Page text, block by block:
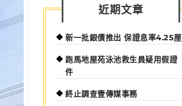
近期文章
新一批銀債推出 保證息率4.25厘
跑馬地屋苑泳池救生員疑用假證
件
終止調查壹傳媒事務